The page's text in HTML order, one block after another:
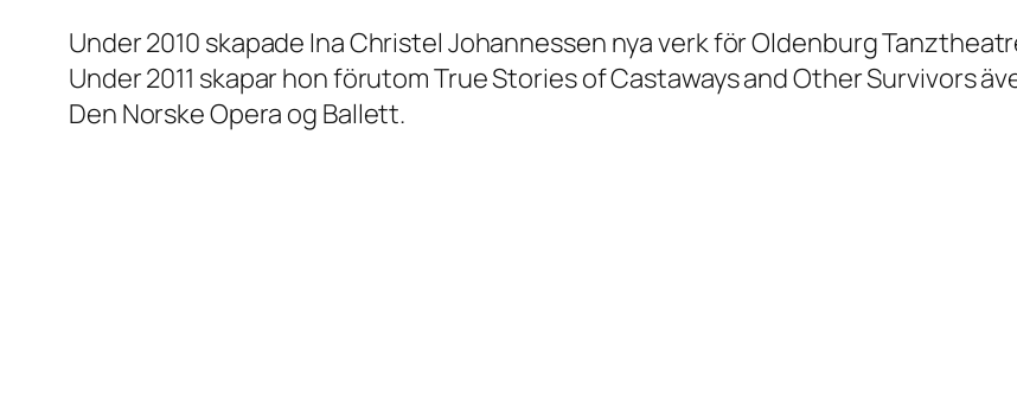
Under 2010 skapade Ina Christel Johannessen nya verk för Oldenburg
Under 2011 skapar hon förutom True Stories of Castaways and Other Survivors
Den Norske Opera og Ballett.